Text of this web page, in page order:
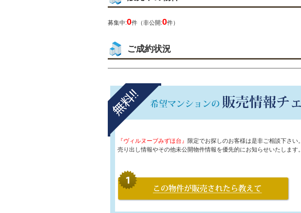
募集中:0件（非公開:0件）
ご成約状況
『ヴィルヌーブみずほ台』 限定でお探しのお客様は是非ご相談下さい。
売り出し情報やその他未公開物件情報を優先的にお知らせいたします。